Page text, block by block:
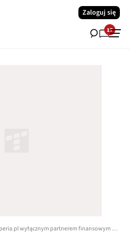
Zaloguj się
17
Comperia.pl wyłącznym partnerem finansowym OTOMOTO